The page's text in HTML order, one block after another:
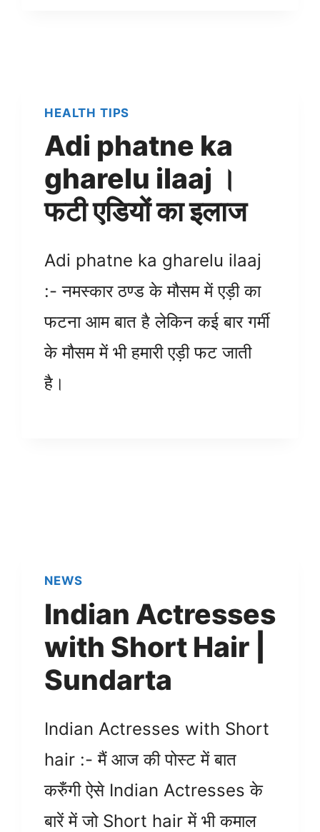
HEALTH TIPS
Adi phatne ka
gharelu ilaaj ।
फटी एडियों का इलाज
Adi phatne ka gharelu ilaaj
:- नमस्कार ठण्ड के मौसम में एड़ी का
फटना आम बात है लेकिन कई बार गर्मी
के मौसम में भी हमारी एड़ी फट जाती
है।
NEWS
Indian Actresses
with Short Hair |
Sundarta
Indian Actresses with Short
hair :- मैं आज की पोस्ट में बात
करुँगी ऐसे Indian Actresses के
बारें में जो Short hair में भी कमाल